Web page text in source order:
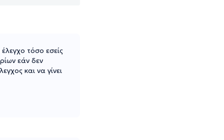
τόσο εσείς
εάν δεν
και να γίνει